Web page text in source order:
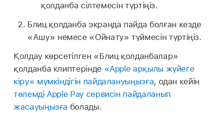
қолданба сілтемесін түртіңіз.
Блиц қолданба экранда пайда болған кезде
«Ашу» немесе «Ойнату» түймесін түртіңіз.
Қолдау көрсетілген «Блиц қолданбалар»
қолданба клиптерінде «Apple арқылы жүйеге
кіру» мүмкіндігін пайдалануыңызға, одан кейін
төлемді Apple Pay сервисін пайдаланып
жасауыңызға болады.